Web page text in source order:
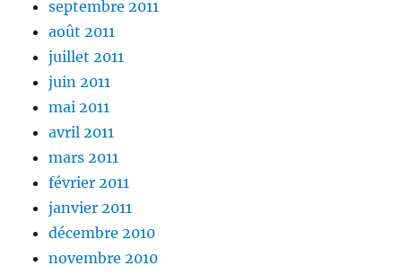
septembre 2011
août 2011
juillet 2011
juin 2011
mai 2011
avril 2011
mars 2011
février 2011
janvier 2011
décembre 2010
novembre 2010